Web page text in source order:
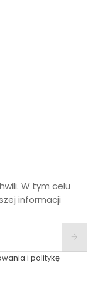
W tym celu
informacji
i politykę